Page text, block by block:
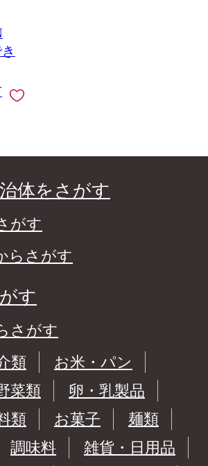
体をさがす
がす
らさがす
す
さがす
類
お米・パン
菜類
卵・乳製品
類 お菓子
麺類
調味料
雑貨・日用品